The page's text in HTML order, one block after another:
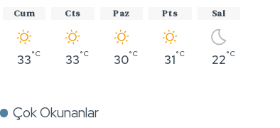
Cum
33°C
Cts
33°C
Paz
30°C
Pts
31°C
Sal
22°C
Çok Okunanlar